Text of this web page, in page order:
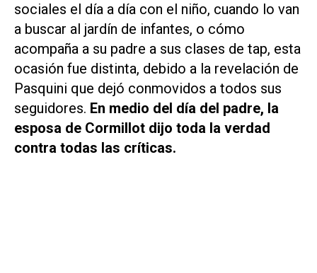
sociales el día a día con el niño, cuando lo van
a buscar al jardín de infantes, o cómo
acompaña a su padre a sus clases de tap, esta
ocasión fue distinta, debido a la revelación de
Pasquini que dejó conmovidos a todos sus
seguidores. En medio del día del padre, la
esposa de Cormillot dijo toda la verdad
contra todas las críticas.